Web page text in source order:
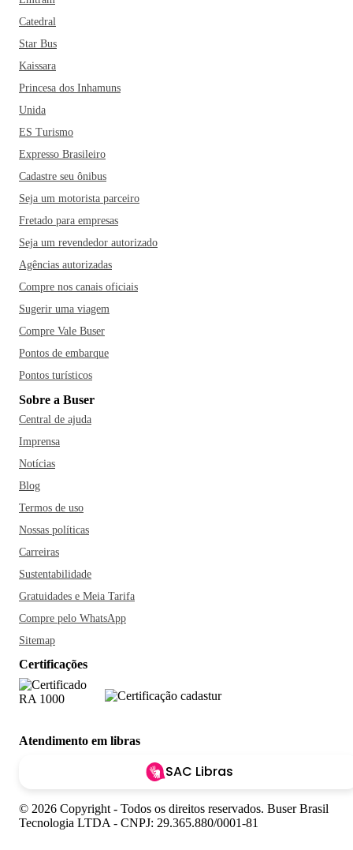
Catedral
Star Bus
Kaissara
Princesa dos Inhamuns
Unida
ES Turismo
Expresso Brasileiro
Cadastre seu ônibus
Seja um motorista parceiro
Fretado para empresas
Seja um revendedor autorizado
Agências autorizadas
Compre nos canais oficiais
Sugerir uma viagem
Compre Vale Buser
Pontos de embarque
Pontos turísticos
Sobre a Buser
Central de ajuda
Imprensa
Notícias
Blog
Termos de uso
Nossas políticas
Carreiras
Sustentabilidade
Gratuidades e Meia Tarifa
Compre pelo WhatsApp
Sitemap
Certificações
Atendimento em libras
SAC Libras
© 2026 Copyright - Todos os direitos reservados. Buser Brasil
Tecnologia LTDA - CNPJ: 29.365.880/0001-81